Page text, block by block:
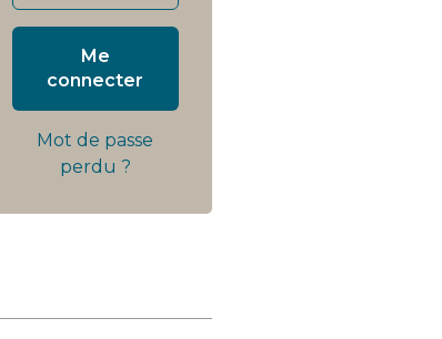
Me
connecter
Mot de passe
perdu ?